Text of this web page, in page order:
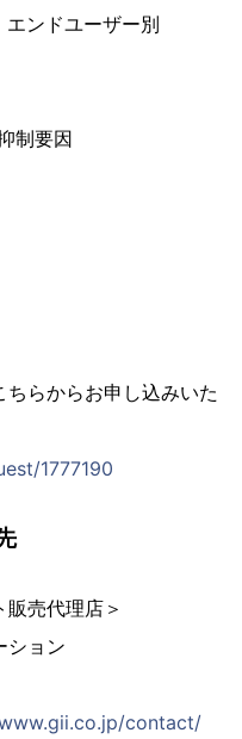
ンドユーザー別
制要因
らからお申し込みいた
1777190
売代理店＞
ション
contact/